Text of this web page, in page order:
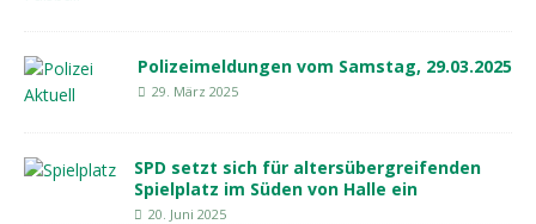
Polizeimeldungen vom Samstag, 29.03.2025
29. März 2025
SPD setzt sich für altersübergreifenden
Spielplatz im Süden von Halle ein
20. Juni 2025